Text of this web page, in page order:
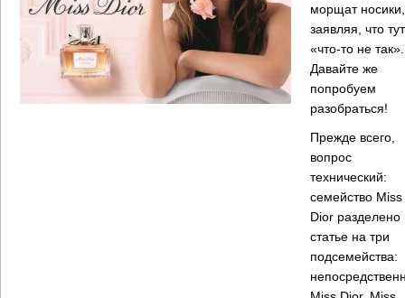
морщат носики,
заявляя, что тут
«что-то не так».
Давайте же
попробуем
разобраться!
Прежде всего,
вопрос
технический:
семейство Miss
Dior разделено
статье на три
подсемейства: